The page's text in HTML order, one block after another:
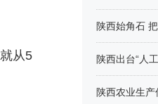
从5
陕西始角石
陕西出台“人
陕西农业生产